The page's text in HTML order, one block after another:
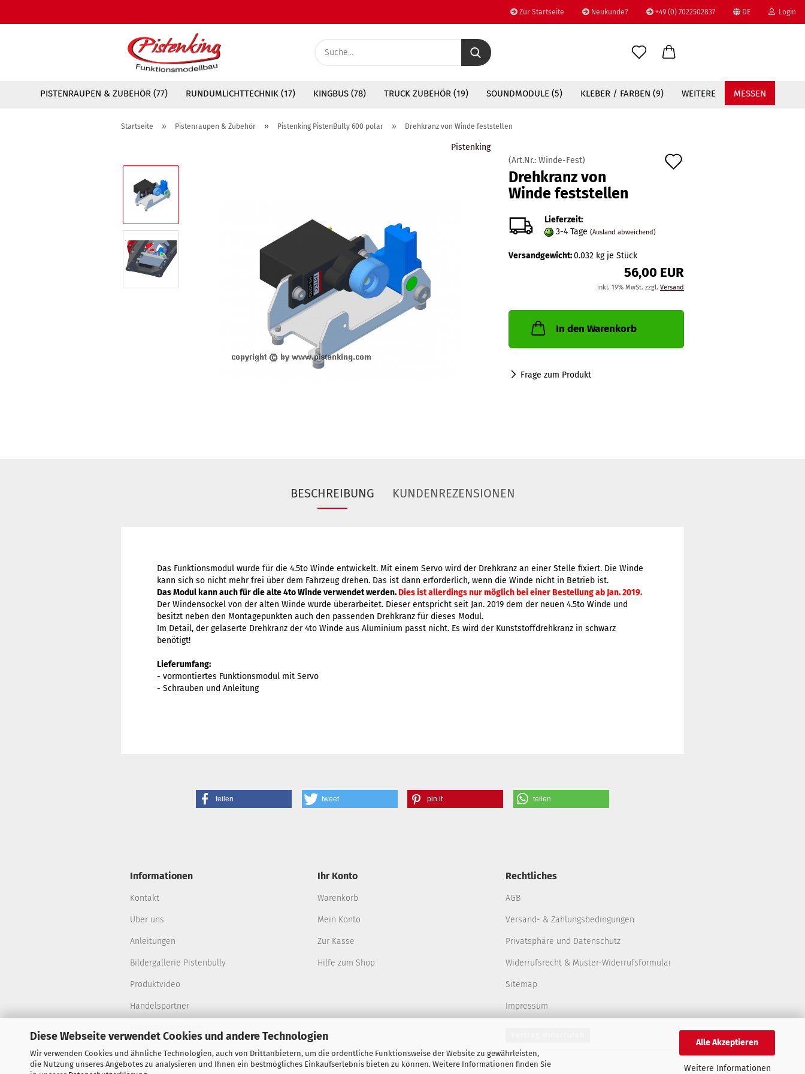
Diese Webseite verwendet Cookies und andere Technologien
Wir verwenden Cookies und ähnliche Technologien, auch von Drittanbietern, um die ordentliche Funktionsweise der Website zu gewährleisten,
die Nutzung unseres Angebotes zu analysieren und Ihnen ein bestmögliches Einkaufserlebnis bieten zu können. Weitere Informationen finden Sie
Alle Akzeptieren
Weitere Informationen
Zur Startseite Neukunde? +49 (0) 7022502837 DE
Sprache auswählen
Login
Suche...
PISTENRAUPEN & ZUBEHÖR (77) RUNDUMLICHTTECHNIK (17) KINGBUS (78) TRUCK ZUBEHÖR (19) SOUNDMODULE (5) KLEBER / FARBEN (9) MESSEN
WEITERE
Startseite » Pistenraupen & Zubehör » Pistenking PistenBully 600 polar » Drehkranz von Winde feststellen
Pistenking
(Art.Nr.: Winde-Fest)
Drehkranz von
Winde feststellen
Lieferzeit:
3-4 Tage (Ausland abweichend)
Versandgewicht:0.032kg je Stück
56,00 EUR
inkl. 19% MwSt. zzgl. Versand
In den Warenkorb
Frage zum Produkt
BESCHREIBUNG KUNDENREZENSIONEN
Das Funktionsmodul wurde für die 4.5to Winde entwickelt. Mit einem Servo wird der Drehkranz an einer Stelle fixiert. Die Winde
kann sich so nicht mehr frei über dem Fahrzeug drehen. Das ist dann erforderlich, wenn die Winde nicht in Betrieb ist.
Das Modul kann auch für die alte 4to Winde verwendet werden.Dies ist allerdings nur möglich bei einer Bestellung ab Jan. 2019.
Der Windensockel von der alten Winde wurde überarbeitet. Dieser entspricht seit Jan. 2019 dem der neuen 4.5to Winde und
besitzt neben den Montagepunkten auch den passenden Drehkranz für dieses Modul.
Im Detail, der gelaserte Drehkranz der 4to Winde aus Aluminium passt nicht. Es wird der Kunststoffdrehkranz in schwarz
benötigt!
Lieferumfang:
- vormontiertes Funktionsmodul mit Servo
- Schrauben und Anleitung
teilen tweet pin it teilen
Informationen
Kontakt
Über uns
Anleitungen
Bildergallerie Pistenbully
Produktvideo
Handelspartner
Ihr Konto
Warenkorb
Mein Konto
Zur Kasse
Hilfe zum Shop
Rechtliches
AGB
Versand- & Zahlungsbedingungen
Privatsphäre und Datenschutz
Widerrufsrecht & Muster-Widerrufsformular
Sitemap
Impressum
Webshop erstellenmit Gambio.de © 2026